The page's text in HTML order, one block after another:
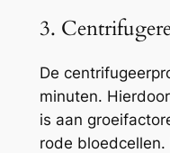
3.
De
minuten.
is aan
rode